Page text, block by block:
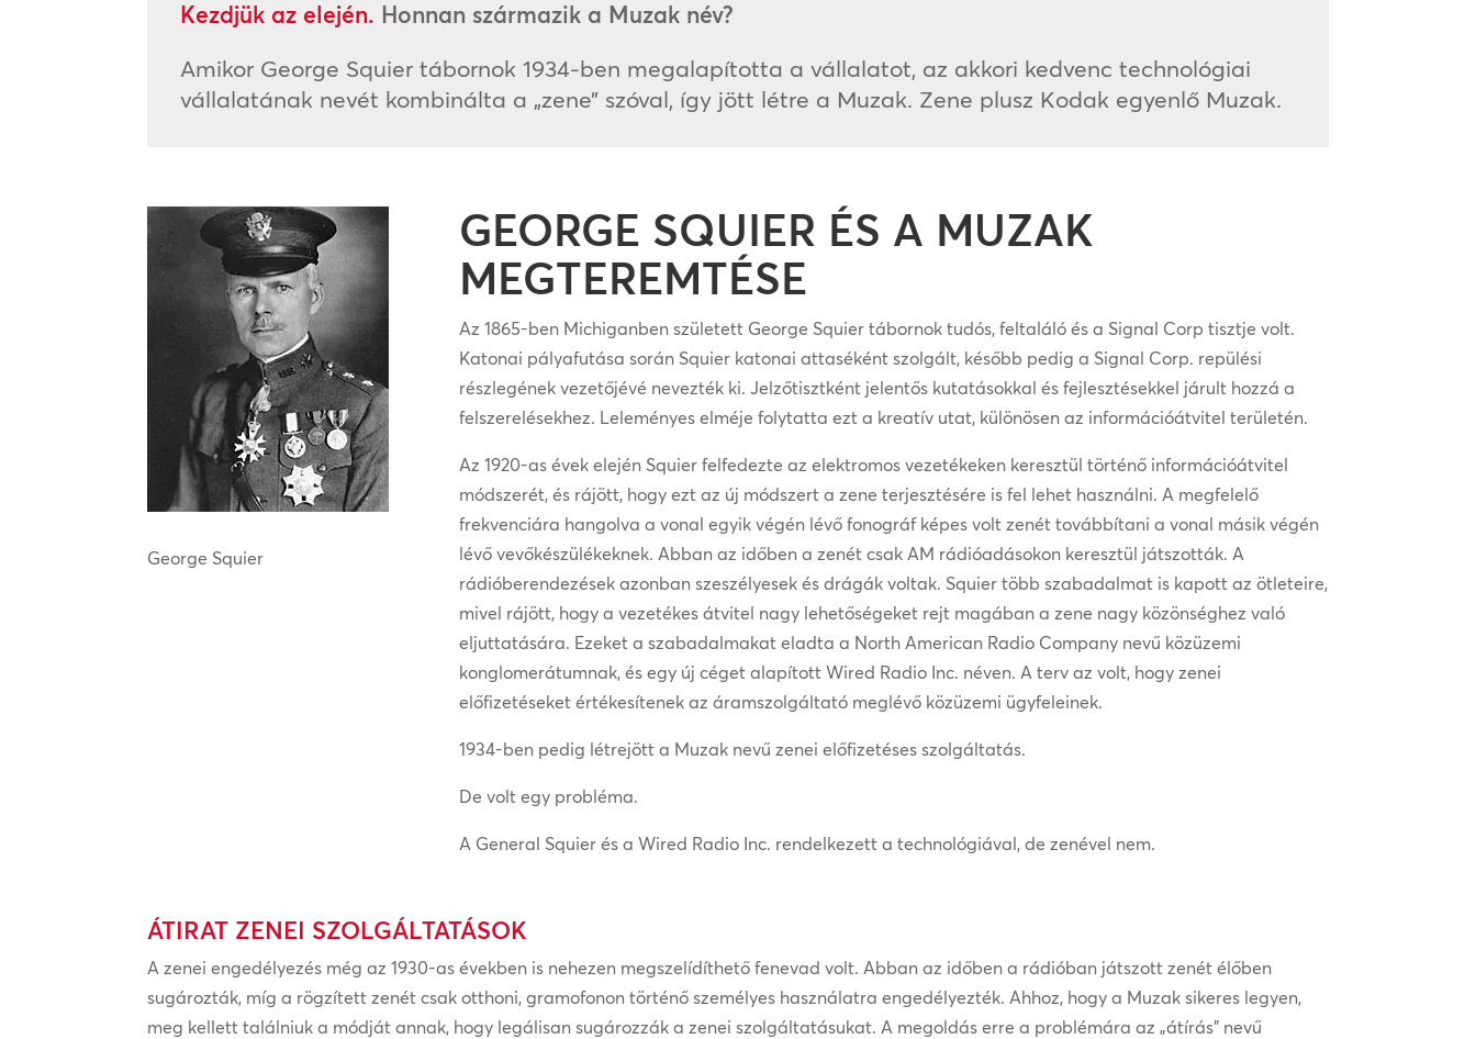
Kezdjük az elején. Honnan származik a Muzak név?
Amikor George Squier tábornok 1934-ben megalapította a vállalatot, az akkori kedvenc technológiai
vállalatának nevét kombinálta a „zene” szóval, így jött létre a Muzak. Zene plusz Kodak egyenlő Muzak.
George Squier
GEORGE SQUIER ÉS A MUZAK
MEGTEREMTÉSE
Az 1865-ben Michiganben született George Squier tábornok tudós, feltaláló és a Signal Corp tisztje volt.
Katonai pályafutása során Squier katonai attaséként szolgált, később pedig a Signal Corp. repülési
részlegének vezetőjévé nevezték ki. Jelzőtisztként jelentős kutatásokkal és fejlesztésekkel járult hozzá a
felszerelésekhez. Leleményes elméje folytatta ezt a kreatív utat, különösen az információátvitel területén.
Az 1920-as évek elején Squier felfedezte az elektromos vezetékeken keresztül történő információátvitel
módszerét, és rájött, hogy ezt az új módszert a zene terjesztésére is fel lehet használni. A megfelelő
frekvenciára hangolva a vonal egyik végén lévő fonográf képes volt zenét továbbítani a vonal másik végén
lévő vevőkészülékeknek. Abban az időben a zenét csak AM rádióadásokon keresztül játszották. A
rádióberendezések azonban szeszélyesek és drágák voltak. Squier több szabadalmat is kapott az ötleteire,
mivel rájött, hogy a vezetékes átvitel nagy lehetőségeket rejt magában a zene nagy közönséghez való
eljuttatására. Ezeket a szabadalmakat eladta a North American Radio Company nevű közüzemi
konglomerátumnak, és egy új céget alapított Wired Radio Inc. néven. A terv az volt, hogy zenei
előfizetéseket értékesítenek az áramszolgáltató meglévő közüzemi ügyfeleinek.
1934-ben pedig létrejött a Muzak nevű zenei előfizetéses szolgáltatás.
De volt egy probléma.
A General Squier és a Wired Radio Inc. rendelkezett a technológiával, de zenével nem.
ÁTIRAT ZENEI SZOLGÁLTATÁSOK
A zenei engedélyezés még az 1930-as években is nehezen megszelídíthető fenevad volt. Abban az időben a rádióban játszott zenét élőben
sugározták, míg a rögzített zenét csak otthoni, gramofonon történő személyes használatra engedélyezték. Ahhoz, hogy a Muzak sikeres legyen,
meg kellett találniuk a módját annak, hogy legálisan sugározzák a zenei szolgáltatásukat. A megoldás erre a problémára az „átírás” nevű